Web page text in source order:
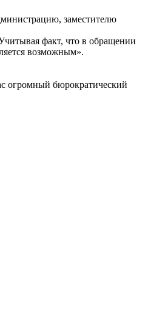
заместителю
факт, что в обращении
возможным».
огромный бюрократический